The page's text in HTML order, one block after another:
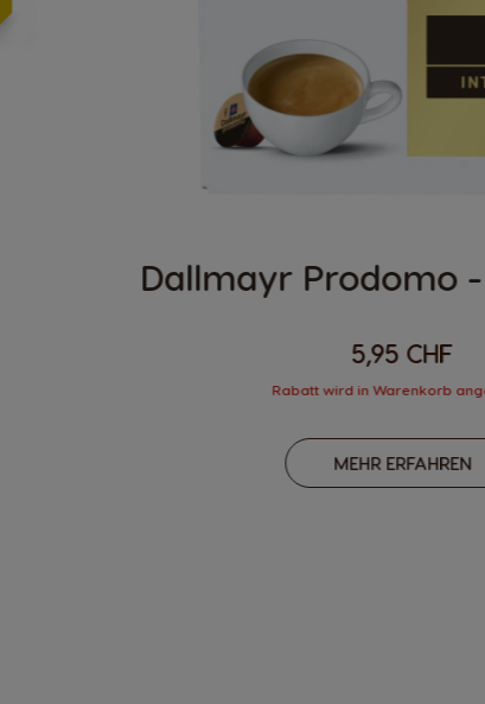
Dallmayr Prodomo -
5,95 CHF
Rabatt wird in Warenkorb
MEHR ERFAHREN